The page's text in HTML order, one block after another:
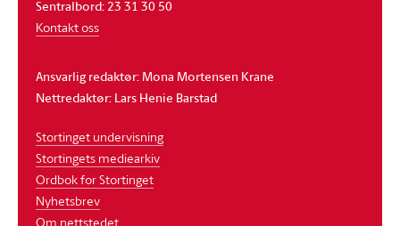
Sentralbord: 23 31 30 50
Kontakt oss
Ansvarlig redaktør: Mona Mortensen Krane
Nettredaktør: Lars Henie Barstad
Stortinget undervisning
Stortingets mediearkiv
Ordbok for Stortinget
Nyhetsbrev
Om nettstedet